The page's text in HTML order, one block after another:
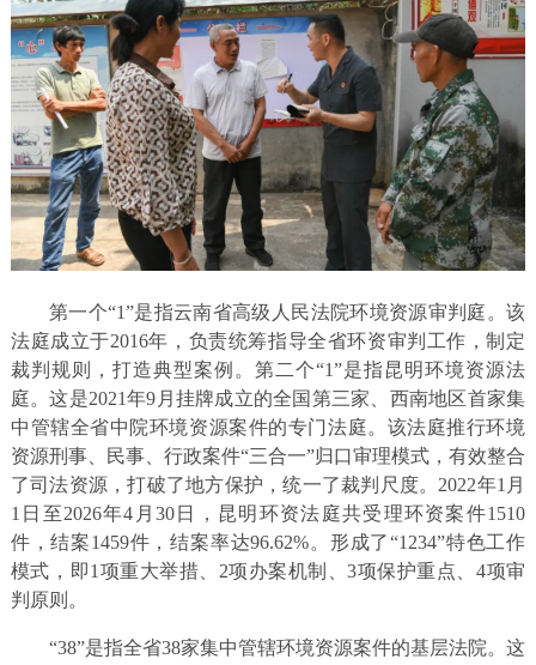
第一个“1”是指云南省高级人民法院环境资源审判庭。该
法庭成立于2016年，负责统筹指导全省环资审判工作，制定
裁判规则，打造典型案例。第二个“1”是指昆明环境资源法
庭。这是2021年9月挂牌成立的全国第三家、西南地区首家集
中管辖全省中院环境资源案件的专门法庭。该法庭推行环境
资源刑事、民事、行政案件“三合一”归口审理模式，有效整合
了司法资源，打破了地方保护，统一了裁判尺度。2022年1月
1日至2026年4月30日，昆明环资法庭共受理环资案件1510
件，结案1459件，结案率达96.62%。形成了“1234”特色工作
模式，即1项重大举措、2项办案机制、3项保护重点、4项审
判原则。
“38”是指全省38家集中管辖环境资源案件的基层法院。这